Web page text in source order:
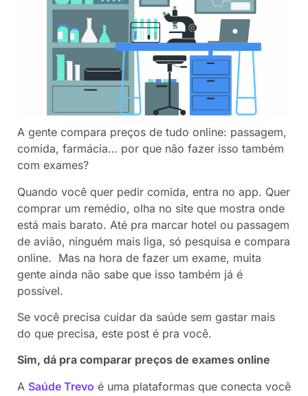
A gente compara preços de tudo online: passagem,
comida, farmácia… por que não fazer isso também
com exames?
Quando você quer pedir comida, entra no app. Quer
comprar um remédio, olha no site que mostra onde
está mais barato. Até pra marcar hotel ou passagem
de avião, ninguém mais liga, só pesquisa e compara
online. Mas na hora de fazer um exame, muita
gente ainda não sabe que isso também já é
possível.
Se você precisa cuidar da saúde sem gastar mais
do que precisa, este post é pra você.
Sim, dá pra comparar preços de exames online
A Saúde Trevo é uma plataformas que conecta você